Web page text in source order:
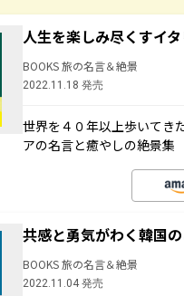
人生を楽しみ尽くすイ
BOOKS 旅の名言＆絶景
2022.11.18 発売
世界を４０年以上歩いてき
アの名言と癒やしの絶景集
共感と勇気がわく韓国
BOOKS 旅の名言＆絶景
2022.11.04 発売